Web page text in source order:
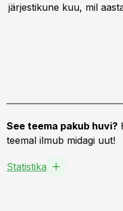
järjestikune kuu, mil
See teema pakub huvi?
teemal ilmub midagi uut!
Statistika